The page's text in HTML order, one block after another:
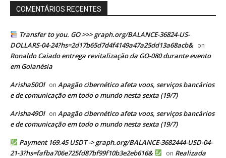
COMENTÁRIOS RECENTES
Transfer to you. GO >>> graph.org/BALANCE-36824-US-
DOLLARS-04-24?hs=2d17b65d7d4f4149a47a25dd13a68acb& on
Ronaldo Caiado entrega revitalização da GO-080 durante evento
em Goianésia
Arisha50Ol on Apagão cibernético afeta voos, serviços bancários
e de comunicação em todo o mundo nesta sexta (19/7)
Arisha49Ol on Apagão cibernético afeta voos, serviços bancários
e de comunicação em todo o mundo nesta sexta (19/7)
Payment 169.45 USDT -> graph.org/BALANCE-3682444-USD-04-
21-3?hs=fafba706e725fd87bf99f10b3e2eb616&
on Realizada